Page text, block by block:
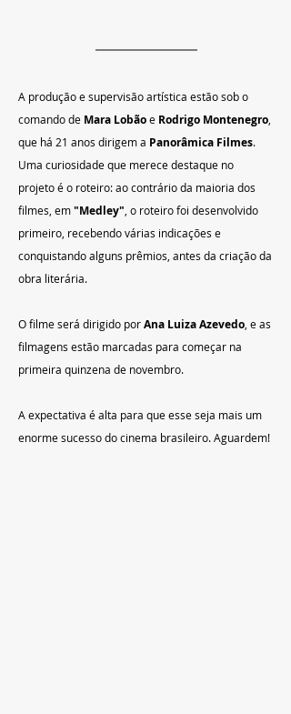
A produção e supervisão artística estão sob o
comando de Mara Lobão e Rodrigo Montenegro
que há 21 anos dirigem a Panorâmica Filmes.
Uma curiosidade que merece destaque no
projeto é o roteiro: ao contrário da maioria dos
filmes, em "Medley" , o roteiro foi desenvolvido
primeiro, recebendo várias indicações e
conquistando alguns prêmios, antes da criação da
obra literária.
O filme será dirigido por Ana Luiza Azevedo , e as
filmagens estão marcadas para começar na
primeira quinzena de novembro.
A expectativa é alta para que esse seja mais um
enorme sucesso do cinema brasileiro. Aguardem!